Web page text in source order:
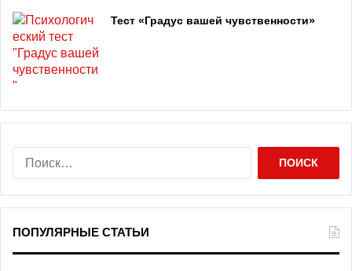
Тест «Градус вашей чувственности»
т
ПОПУЛЯРНЫЕ СТАТЬИ